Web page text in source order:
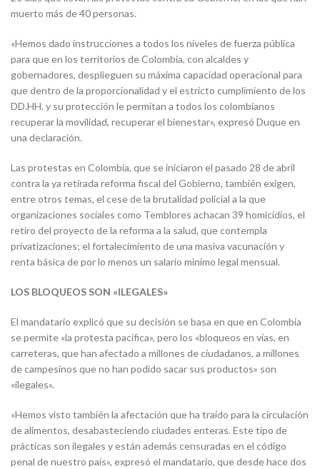
muerto más de 40 personas.
«Hemos dado instrucciones a todos los niveles de fuerza pública
para que en los territorios de Colombia, con alcaldes y
gobernadores, desplieguen su máxima capacidad operacional para
que dentro de la proporcionalidad y el estricto cumplimiento de los
DD.HH. y su protección le permitan a todos los colombianos
recuperar la movilidad, recuperar el bienestar», expresó Duque en
una declaración.
Las protestas en Colombia, que se iniciaron el pasado 28 de abril
contra la ya retirada reforma fiscal del Gobierno, también exigen,
entre otros temas, el cese de la brutalidad policial a la que
organizaciones sociales como Temblores achacan 39 homicidios, el
retiro del proyecto de la reforma a la salud, que contempla
privatizaciones; el fortalecimiento de una masiva vacunación y
renta básica de por lo menos un salario mínimo legal mensual.
LOS BLOQUEOS SON «ILEGALES»
El mandatario explicó que su decisión se basa en que en Colombia
se permite «la protesta pacífica», pero los «bloqueos en vías, en
carreteras, que han afectado a millones de ciudadanos, a millones
de campesinos que no han podido sacar sus productos» son
«ilegales».
«Hemos visto también la afectación que ha traído para la circulación
de alimentos, desabasteciendo ciudades enteras. Este tipo de
prácticas son ilegales y están además censuradas en el código
penal de nuestro país», expresó el mandatario, que desde hace dos